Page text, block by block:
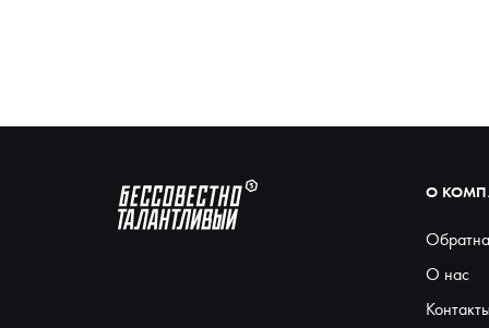
О
О нас